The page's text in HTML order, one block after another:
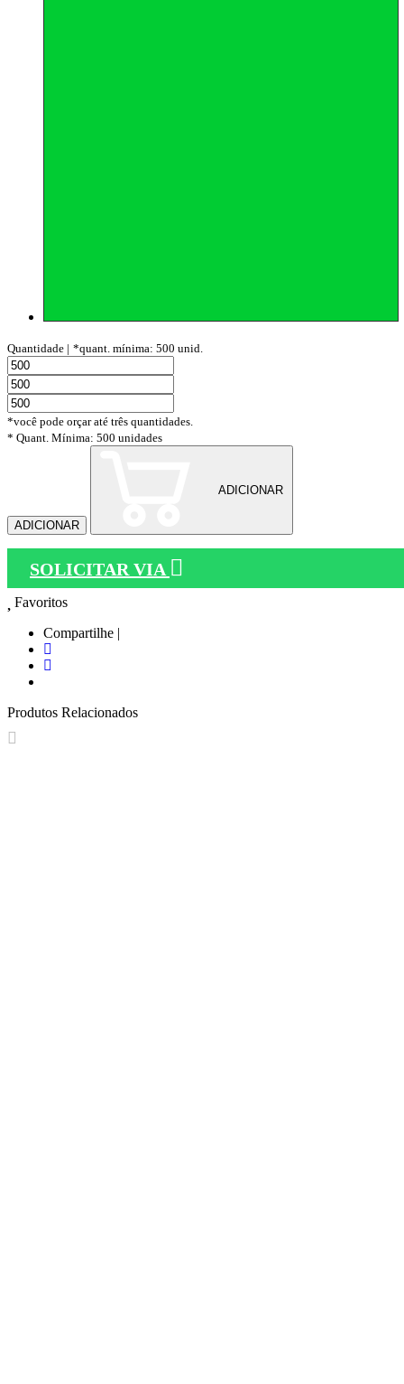
Quantidade | *quant. mínima: 500 unid.
*você pode orçar até três quantidades.
* Quant. Mínima: 500 unidades
ADICIONAR
ADICIONAR
SOLICITAR VIA
Favoritos
Compartilhe |
Produtos Relacionados